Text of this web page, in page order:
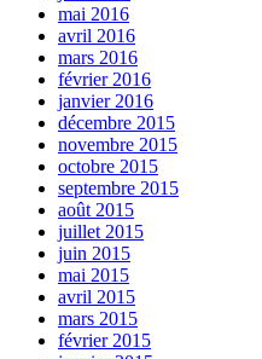
mai 2016
avril 2016
mars 2016
février 2016
janvier 2016
décembre 2015
novembre 2015
octobre 2015
septembre 2015
août 2015
juillet 2015
juin 2015
mai 2015
avril 2015
mars 2015
février 2015